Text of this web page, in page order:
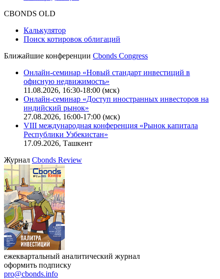
Оферта для юридических лиц
IT-аккредитация
Поиск котировок облигаций
Ближайшие конференцииCbonds Congress
Онлайн-семинар «Новый стандарт инвестиций в
офисную недвижимость»
11.08.2026, 16:30-18:00 (мск)
Онлайн-семинар «Доступ иностранных инвесторов на
индийский рынок»
VIII международная конференция «Рынок капитала
Республики Узбекистан»
17.09.2026, Ташкент
ЖурналCbonds Review